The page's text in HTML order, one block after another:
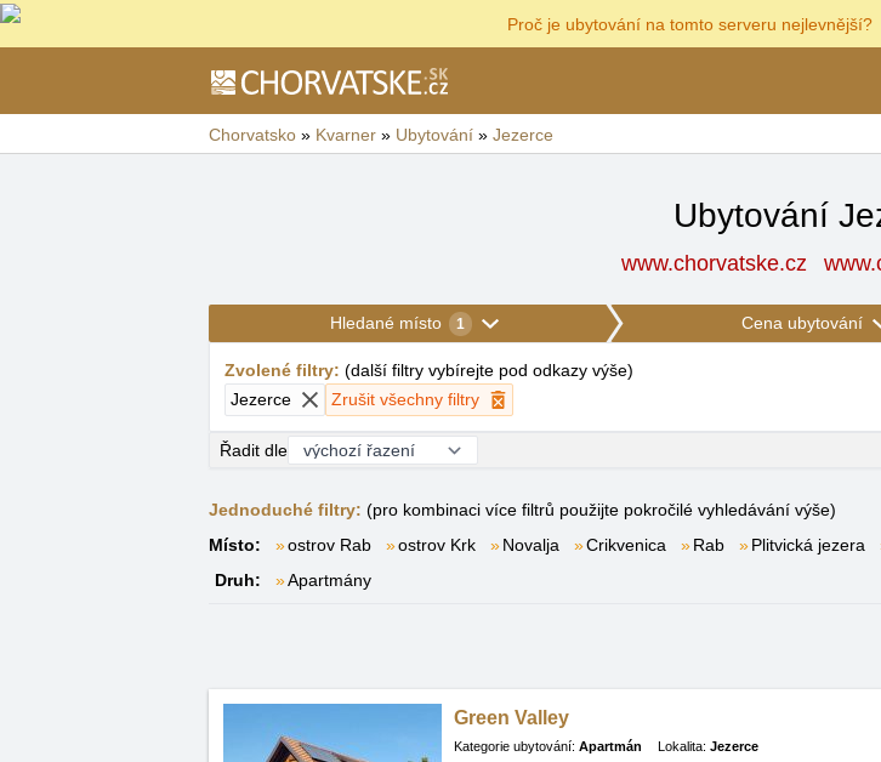
Proč je ubytování na tomto serveru nejlevnější?
Chorvatsko » Kvarner » Ubytování » Jezerce
Ubytování
www.chorvatske.cz
Hledané místo 1 Cena ubytování
Zvolené filtry: (další filtry vybírejte pod odkazy výše)
Jezerce
Zrušit všechny filtry
Řadit dle
Jednoduché filtry: (pro kombinaci více filtrů použijte pokročilé vyhledávání výše)
Místo:
ostrov Rab ostrov Krk Novalja Crikvenica Rab Plitvická jezera
Druh:
Apartmány
Green Valley
Kategorie ubytování: Apartmán Lokalita: Jezerce